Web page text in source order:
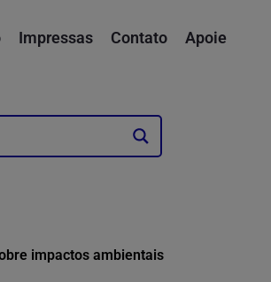
Impressas Contato Apoie
impactos ambientais